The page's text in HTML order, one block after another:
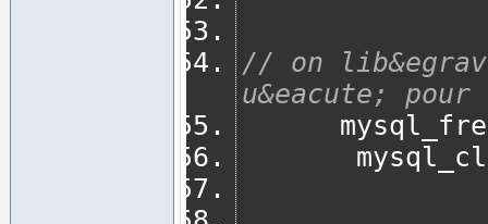
// on
u&eacute;